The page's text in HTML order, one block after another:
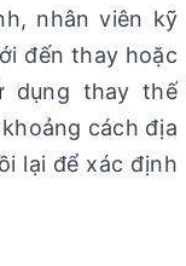
nhân viên kỹ
đến thay hoặc
dụng thay thế
cách địa
lại để xác định